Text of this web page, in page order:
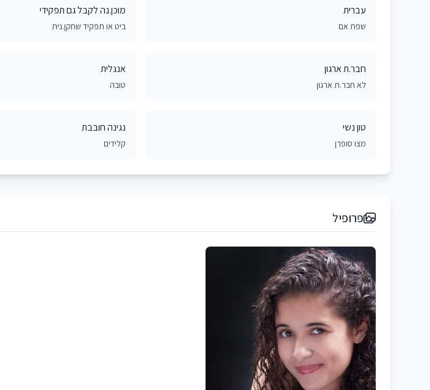
עברית
שפת אם
מוכן.נה לקבל גם תפקידי
ביט או תפקיד שחקן.נית
חבר.ת ארגון
לא חבר.ת ארגון
אנגלית
טובה
טון נשי
מצו סופרן
נגינה חובבת
קלידים
פרופיל